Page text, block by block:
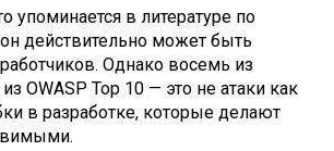
упоминается в литературе по
действительно может быть
Однако восемь из
OWASP Top 10 — это не атаки как
в разработке, которые делают